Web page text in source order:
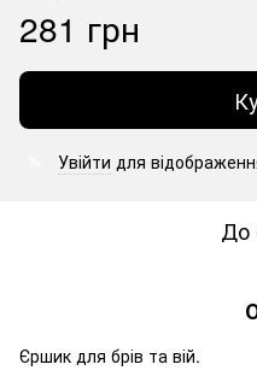
281 грн
Увійти для
До
Єршик для брів та вій.